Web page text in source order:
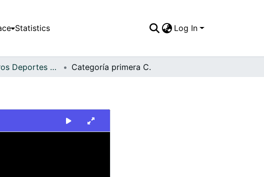
Statistics Log In
FFDO - Otros Deportes - Patrimonial Categoría primera C.